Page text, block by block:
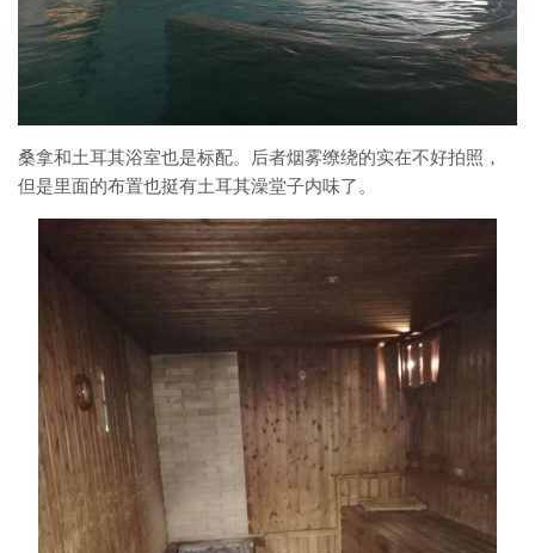
桑拿和土耳其浴室也是标配。后者烟雾缭绕的实在不好拍照，
但是里面的布置也挺有土耳其澡堂子内味了。